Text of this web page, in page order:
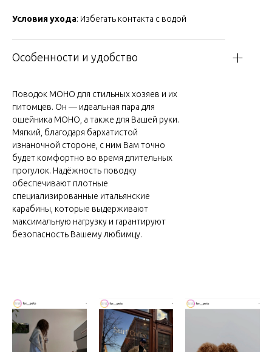
Условия ухода: Избегать контакта с водой
Особенности и удобство
Поводок МОНО для стильных хозяев и их
питомцев. Он — идеальная пара для
ошейника МОНО, а также для Вашей руки.
Мягкий, благодаря бархатистой
изнаночной стороне, с ним Вам точно
будет комфортно во время длительных
прогулок. Надёжность поводку
обеспечивают плотные
специализированные итальянские
карабины, которые выдерживают
максимальную нагрузку и гарантируют
безопасность Вашему любимцу.